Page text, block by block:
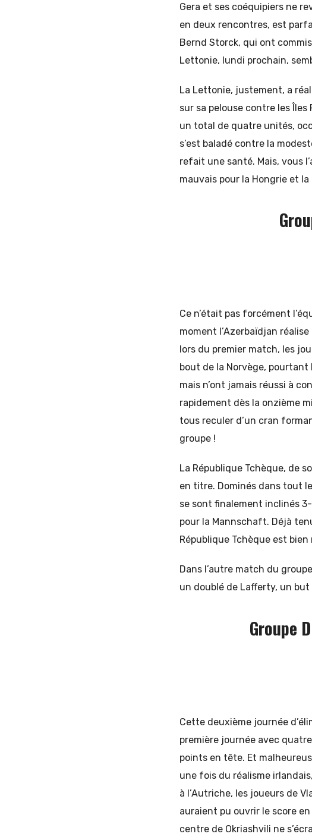
Gera et ses coéquipiers ne
en deux rencontres, est
Bernd Storck, qui ont
Lettonie, lundi prochain,
La Lettonie, justement, a
sur sa pelouse contre les
un total de quatre unités,
s’est baladé contre la
refait une santé. Mais, vous
mauvais pour la Hongrie et
Ce n’était pas forcément
moment l’Azerbaïdjan
lors du premier match, les
bout de la Norvège,
mais n’ont jamais réussi à
rapidement dès la onzième
tous reculer d’un cran
groupe !
La République Tchèque, de
en titre. Dominés dans tout
se sont finalement inclinés
pour la Mannschaft. Déjà
République Tchèque est
Dans l’autre match du
un doublé de Lafferty, un
Groupe
Cette deuxième journée
première journée avec
points en tête. Et
une fois du réalisme
à l’Autriche, les joueurs de
auraient pu ouvrir le score
centre de Okriashvili ne